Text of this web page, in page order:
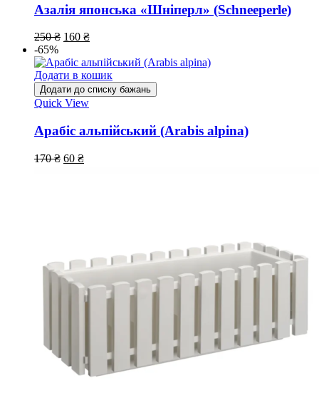
Азалія японська «Шніперл» (Schneeperle)
250₴ 160 ₴
-65%
Додати в кошик
Додати до списку бажань
Quick View
Арабіс альпійський (Arabis alpina)
170₴ 60 ₴